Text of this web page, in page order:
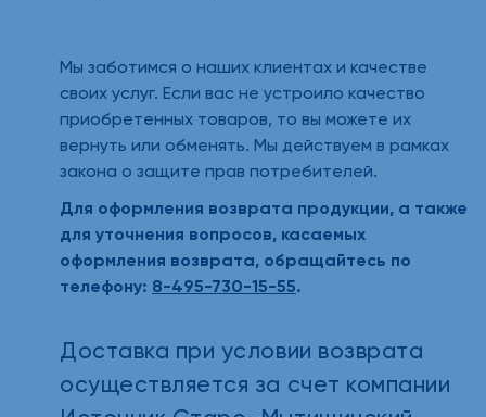
Мы заботимся о наших клиентах и качестве
своих услуг. Если вас не устроило качество
приобретенных товаров, то вы можете их
вернуть или обменять. Мы действуем в рамках
закона о защите прав потребителей.
Для оформления возврата продукции, а также
для уточнения вопросов, касаемых
оформления возврата, обращайтесь по
телефону: 8-495-730-15-55.
Доставка при условии возврата
осуществляется за счет компании